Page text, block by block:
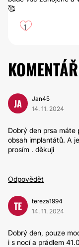
🥰
1
JA
Jan45
14. 11. 2024
Dobrý den prsa
obsah implantátů. A
prosím . děkuji
Odpovědět
TE
tereza1994
14. 11. 2024
Dobrý den, pouze
i s nocí a prádlem